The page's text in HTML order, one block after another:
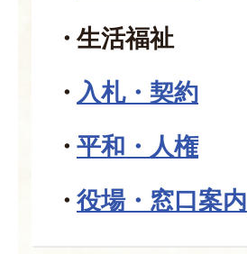
生活福祉
入札・契約
平和・人権
役場・窓口案内